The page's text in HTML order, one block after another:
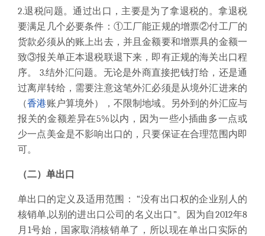
2.退税问题。通过出口，主要是为了拿退税的。拿退税
要满足几个必要条件：①工厂能正规的增票②付工厂的
货款必须从的账上出去，并且金额要和增票具的金额一
致③报关单正本退税联退下来，即有正规的海关出口程
序。 3.结外汇问题。无论是外商直接把钱打给，还是通
过离岸转给，需要注意这笔外汇必须是从境外汇进来的
（香港账户算境外），不限制地域。另外到的外汇应与
报关的金额差异在5%以内，因为一些小插曲多一点或
少一点美金是不影响出口的，只要保证在合理范围内即
可。
（二）单出口
单出口的定义及适用范围： “没有出口权的企业别人的
核销单,以别的进出口公司的名义出口”。因为自2012年8
月1号始，国家取消核销单了，所以现在单出口实际的